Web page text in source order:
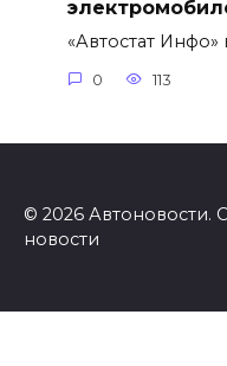
«Автостат
0 113
© 2026 Автоновости.
новости